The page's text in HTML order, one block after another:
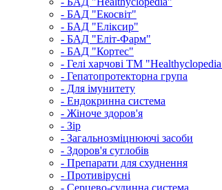
- БАД "Екосвіт"
- БАД "Еліксир"
- БАД "Еліт-Фарм"
- БАД "Кортес"
- Гелі харчові ТМ
- Гепатопротекторна група
- Для імунитету
- Ендокринна система
- Жіноче здоров'я
- Зір
- Загальнозміцнюючі засоби
- Здоров'я суглобів
- Препарати для схуднення
- Противірусні